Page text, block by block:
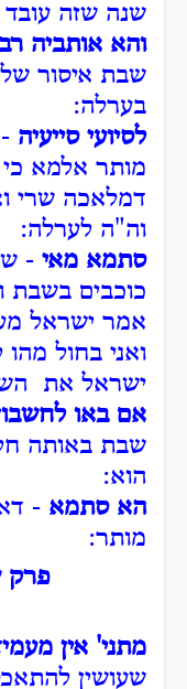
שנה שזה עובד
והא אותביה
שבת איסור
בערלה:
לסיועי סייעיה
מותר אלמא כי
דמלאכה שרי
וה"ה לערלה:
סתמא מאי -
כוכבים בשבת
אמר ישראל
ואני בחול
ישראל את
אם באו
שבת באותה
הוא:
הא סתמא -
מותר:
פרק
מתני' אין
שעושין